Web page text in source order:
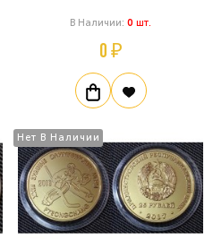
В Наличии: 0 Шт.
0 ₽
Нет В Наличии